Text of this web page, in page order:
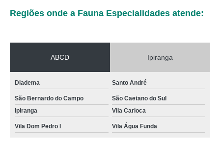
Regiões onde a Fauna Especialidades atende:
ABCD Ipiranga
Diadema Santo André
São Bernardo do Campo
São Caetano do Sul
Ipiranga
Vila Carioca
Vila Dom Pedro I Vila Água Funda